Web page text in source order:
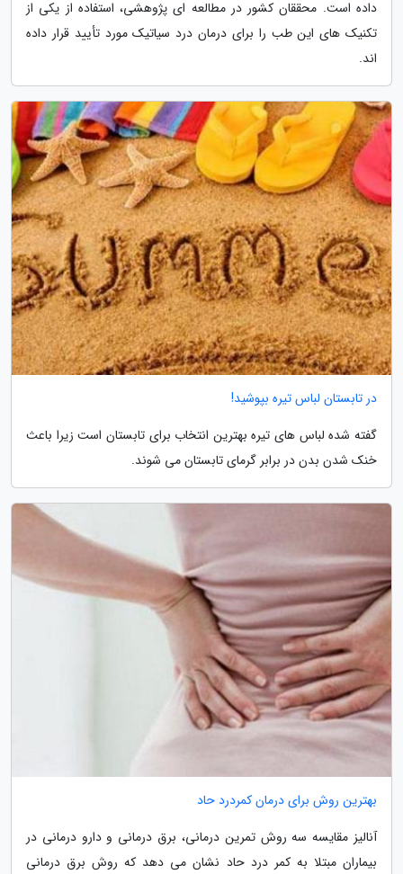
داده است. محققان کشور در مطالعه ای پژوهشی، استفاده از یکی از
تکنیک های این طب را برای درمان درد سیاتیک مورد تأیید قرار داده
اند.
در تابستان لباس تیره بپوشید!
گفته شده لباس های تیره بهترین انتخاب برای تابستان است زیرا باعث
خنک شدن بدن در برابر گرمای تابستان می شوند.
بهترین روش برای درمان کمردرد حاد
آنالیز مقایسه سه روش تمرین درمانی، برق درمانی و دارو درمانی در
بیماران مبتلا به کمر درد حاد نشان می دهد که روش برق درمانی